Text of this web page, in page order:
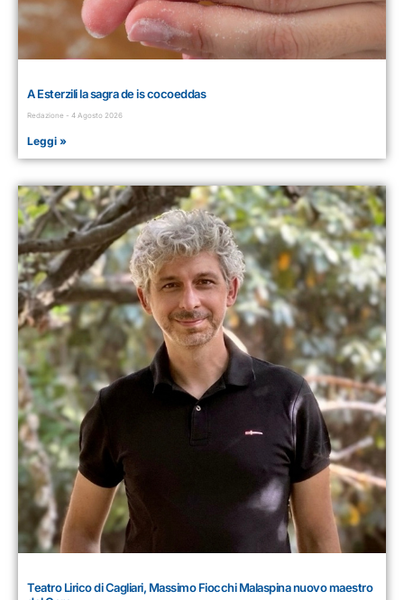
A Esterzili la sagra de is cocoeddas
Redazione 4 Agosto 2026
Leggi »
Teatro Lirico di Cagliari, Massimo Fiocchi Malaspina nuovo maestro